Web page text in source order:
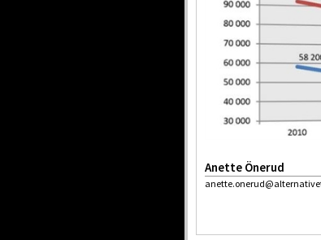
Anette Önerud